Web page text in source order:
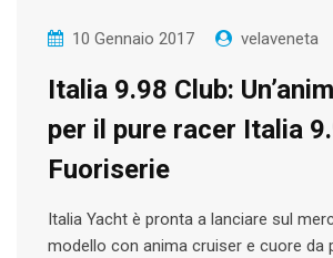
10 Gennaio 2017 velaveneta
Italia 9.98 Club:
per il pure racer Italia
Fuoriserie
Italia Yacht è pronta a lanciare sul
modello con anima cruiser e cuore da